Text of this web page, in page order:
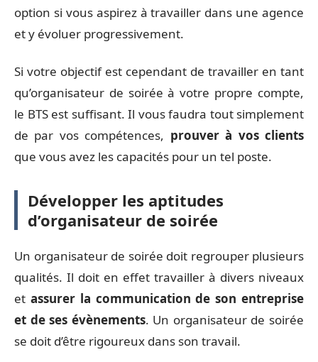
option si vous aspirez à travailler dans une agence
et y évoluer progressivement.
Si votre objectif est cependant de travailler en tant
qu’organisateur de soirée à votre propre compte,
le BTS est suffisant. Il vous faudra tout simplement
de par vos compétences, prouver à vos clients
que vous avez les capacités pour un tel poste.
Développer les aptitudes
d’organisateur de soirée
Un organisateur de soirée doit regrouper plusieurs
qualités. Il doit en effet travailler à divers niveaux
et assurer la communication de son entreprise
et de ses évènements. Un organisateur de soirée
se doit d’être rigoureux dans son travail.